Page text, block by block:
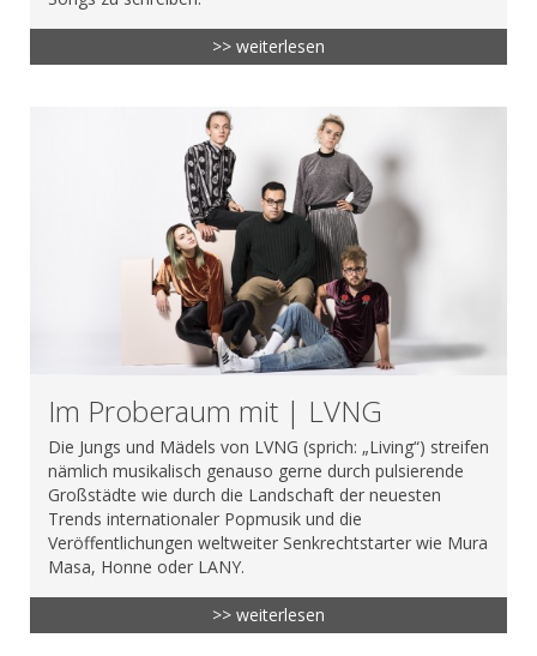
>> weiterlesen
Im Proberaum mit | LVNG
Die Jungs und Mädels von LVNG (sprich: „Living“) streifen
nämlich musikalisch genauso gerne durch pulsierende
Großstädte wie durch die Landschaft der neuesten
Trends internationaler Popmusik und die
Veröffentlichungen weltweiter Senkrechtstarter wie Mura
Masa, Honne oder LANY.
>> weiterlesen